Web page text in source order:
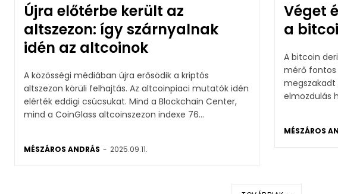
Újra előtérbe került az
altszezon: így szárnyalnak
idén az altcoinok
A közösségi médiában újra erősödik a kriptós
altszezon körüli felhajtás. Az altcoinpiaci mutatók idén
elérték eddigi csúcsukat. Mind a Blockchain Center,
mind a CoinGlass altcoinszezon indexe 76...
MÉSZÁROS ANDRÁS - 2025.09.11.
Véget
a
A bitcoin
mérő fontos
megszakadt
elmozdulás
MÉSZÁROS